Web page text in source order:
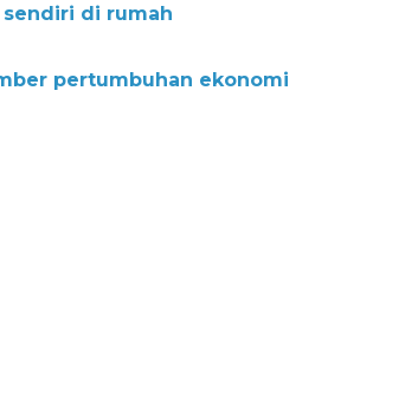
di rumah
pertumbuhan ekonomi